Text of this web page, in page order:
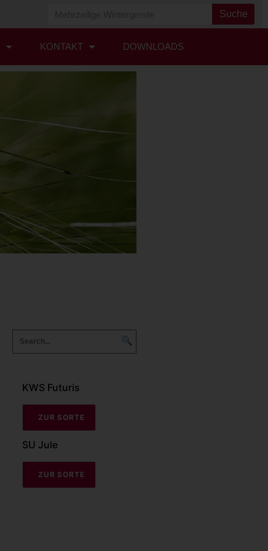
Suche
KONTAKT DOWNLOADS
🔍
KWS Futuris
ZUR SORTE
SU Jule
ZUR SORTE